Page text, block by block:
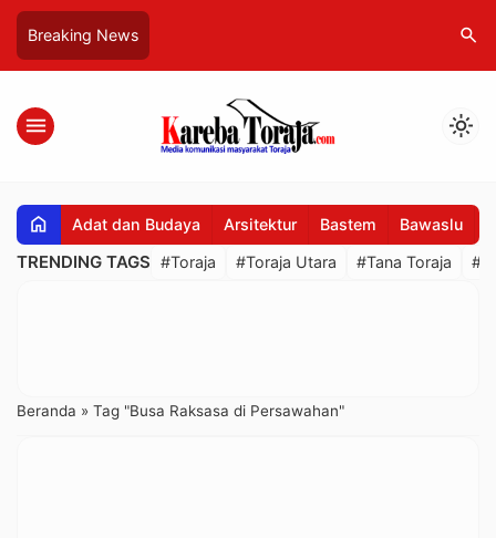
Breaking News search
menu light_mode
home Adat dan Budaya Arsitektur Bastem Bawaslu
TRENDING TAGS #Toraja #Toraja Utara #Tana Toraja
Beranda » Tag "Busa Raksasa di Persawahan"